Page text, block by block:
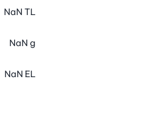
NaN TL
NaN g
NaN EL